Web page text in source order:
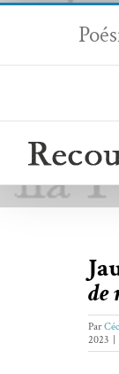
Passer
contenu
de
Par
2023